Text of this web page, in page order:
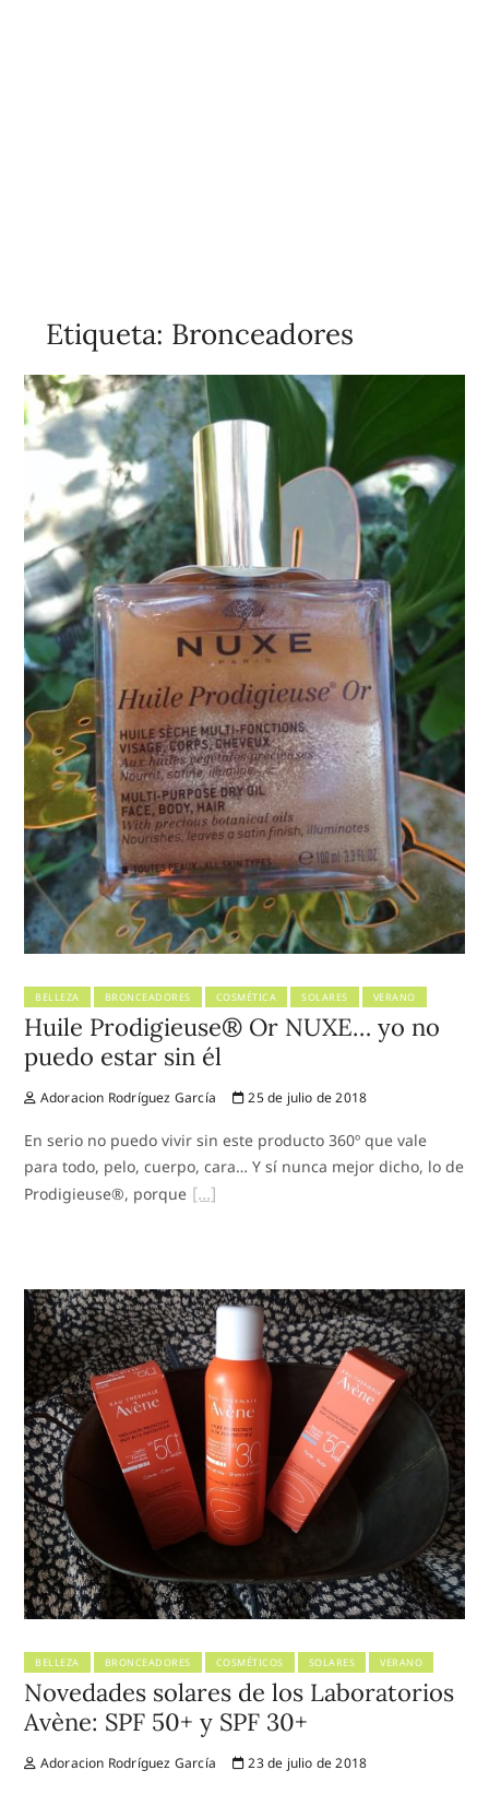
Etiqueta: Bronceadores
BELLEZA BRONCEADORES COSMÉTICA SOLARES VERANO
Huile Prodigieuse® Or NUXE… yo no
puedo estar sin él
Adoracion Rodríguez García 25 de julio de 2018
En serio no puedo vivir sin este producto 360º que vale
para todo, pelo, cuerpo, cara… Y sí nunca mejor dicho, lo de
Prodigieuse®, porque
BELLEZA BRONCEADORES COSMÉTICOS SOLARES VERANO
Novedades solares de los Laboratorios
Avène: SPF 50+ y SPF 30+
Adoracion Rodríguez García 23 de julio de 2018